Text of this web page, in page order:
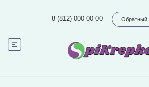
8 (812) 000-00-00 Обратный